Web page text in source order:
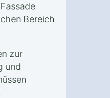
Bereich
zur
und